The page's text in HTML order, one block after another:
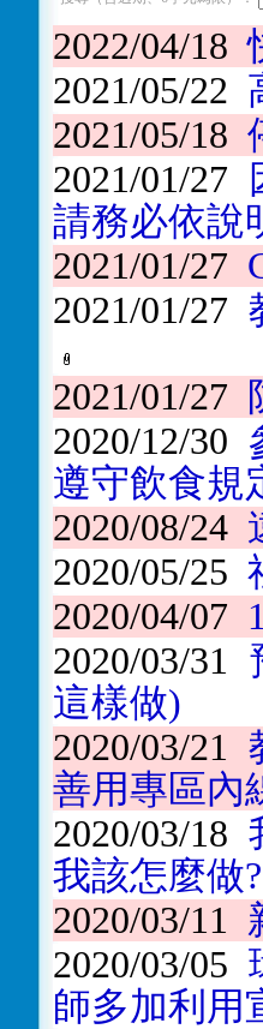
2022/04/18
2021/05/22
2021/05/18
2021/01/27
請務必依說
2021/01/27
2021/01/27
2021/01/27
2020/12/30
遵守飲食規
2020/08/24
2020/05/25
2020/04/07
2020/03/31
這樣做)
2020/03/21
善用專區內
2020/03/18
我該怎麼做
2020/03/11
2020/03/05
師多加利用